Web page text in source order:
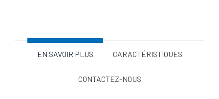
EN SAVOIR PLUS CARACTÉRISTIQUES
CONTACTEZ-NOUS